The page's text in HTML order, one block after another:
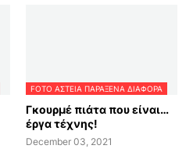
FOTO ΑΣΤΕΙΑ ΠΑΡΑΞΕΝΑ ΔΙΑΦΟΡΑ
Γκουρμέ πιάτα που είναι…
έργα τέχνης!
December 03, 2021